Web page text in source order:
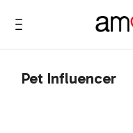
Pet Influencer